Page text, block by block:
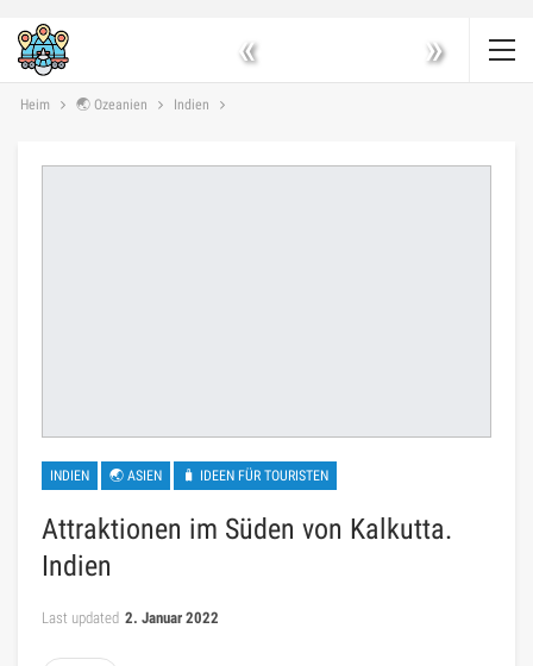
« »
Heim 🌏 Ozeanien Indien
INDIEN 🌏 ASIEN 🧳 IDEEN FÜR TOURISTEN
Attraktionen im Süden von Kalkutta.
Indien
Last updated 2. Januar 2022